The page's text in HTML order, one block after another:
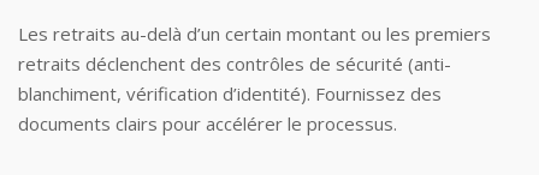
Les retraits au-delà d’un certain montant ou les premiers
retraits déclenchent des contrôles de sécurité (anti-
blanchiment, vérification d’identité). Fournissez des
documents clairs pour accélérer le processus.